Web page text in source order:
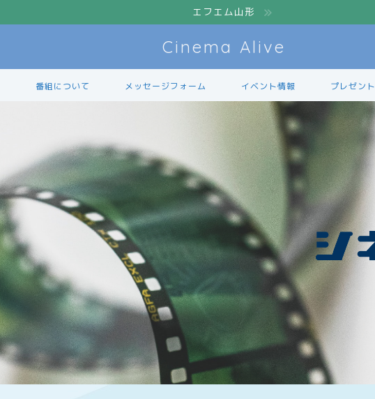
エフエム山形
Cinema Alive
番組について メッセージフォーム イベント情報 プレゼント